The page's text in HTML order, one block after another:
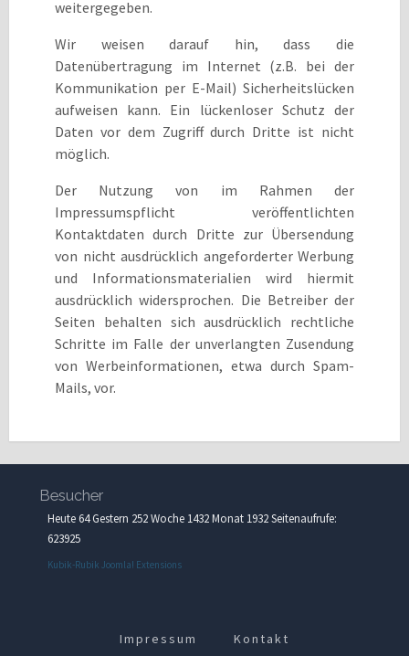
weitergegeben.
Wir weisen darauf hin, dass die
Datenübertragung im Internet (z.B. bei der
Kommunikation per E-Mail) Sicherheitslücken
aufweisen kann. Ein lückenloser Schutz der
Daten vor dem Zugriff durch Dritte ist nicht
möglich.
Der Nutzung von im Rahmen der
Impressumspflicht veröffentlichten
Kontaktdaten durch Dritte zur Übersendung
von nicht ausdrücklich angeforderter Werbung
und Informationsmaterialien wird hiermit
ausdrücklich widersprochen. Die Betreiber der
Seiten behalten sich ausdrücklich rechtliche
Schritte im Falle der unverlangten Zusendung
von Werbeinformationen, etwa durch Spam-
Mails, vor.
Besucher
Heute 64 Gestern 252 Woche 1432 Monat 1932 Seitenaufrufe:
623925
Kubik-Rubik Joomla! Extensions
Impressum Kontakt